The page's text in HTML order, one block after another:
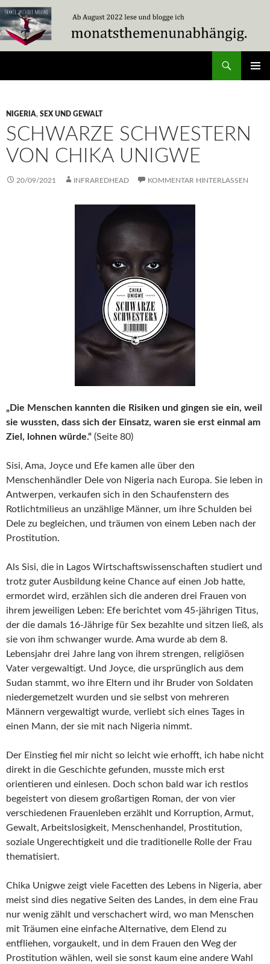
Zum
Inhalt
springen
NIGERIA, SEX UND GEWALT
SCHWARZE SCHWESTERN
VON CHIKA UNIGWE
20/09/2021 INFRAREDHEAD KOMMENTAR HINTERLASSEN
„Die Menschen kannten die Risiken und gingen sie ein, weil
sie wussten, dass sich der Einsatz, waren sie erst einmal am
Ziel, lohnen würde.“ (Seite 80)
Sisi, Ama, Joyce und Efe kamen alle über den
Menschenhändler Dele von Nigeria nach Europa. Sie leben in
Antwerpen, verkaufen sich in den Schaufenstern des
Rotlichtmilieus an unzählige Männer, um ihre Schulden bei
Dele zu begleichen, und träumen von einem Leben nach der
Prostitution.
Als Sisi, die in Lagos Wirtschaftswissenschaften studiert und
trotz guter Ausbildung keine Chance auf einen Job hatte,
ermordet wird, erzählen sich die anderen drei Frauen von
ihrem jeweiligen Leben: Efe berichtet vom 45-jährigen Titus,
der die damals 16-Jährige für Sex bezahlte und sitzen ließ, als
sie von ihm schwanger wurde. Ama wurde ab dem 8.
Lebensjahr drei Jahre lang von ihrem strengen, religiösen
Vater vergewaltigt. Und Joyce, die ursprünglich aus dem
Sudan stammt, wo ihre Eltern und ihr Bruder von Soldaten
niedergemetzelt wurden und sie selbst von mehreren
Männern vergewaltigt wurde, verliebt sich eines Tages in
einen Mann, der sie mit nach Nigeria nimmt.
Der Einstieg fiel mir nicht so leicht wie erhofft, ich habe nicht
direkt in die Geschichte gefunden, musste mich erst
orientieren und einlesen. Doch schon bald war ich restlos
begeistert von diesem großartigen Roman, der von vier
verschiedenen Frauenleben erzählt und Korruption, Armut,
Gewalt, Arbeitslosigkeit, Menschenhandel, Prostitution,
soziale Ungerechtigkeit und die traditionelle Rolle der Frau
thematisiert.
Chika Unigwe zeigt viele Facetten des Lebens in Nigeria, aber
meist sind dies negative Seiten des Landes, in dem eine Frau
nur wenig zählt und verschachert wird, wo man Menschen
mit Träumen eine einfache Alternative, dem Elend zu
entfliehen, vorgaukelt, und in dem Frauen den Weg der
Prostitution wählen, weil sie sonst kaum eine andere Wahl